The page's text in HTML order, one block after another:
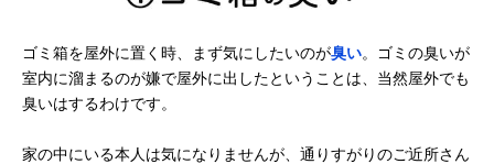
ゴミ箱を屋外に置く時、まず気にしたいのが臭い。ゴミの臭いが
室内に溜まるのが嫌で屋外に出したということは、当然屋外でも
臭いはするわけです。
家の中にいる本人は気になりませんが、通りすがりのご近所さん